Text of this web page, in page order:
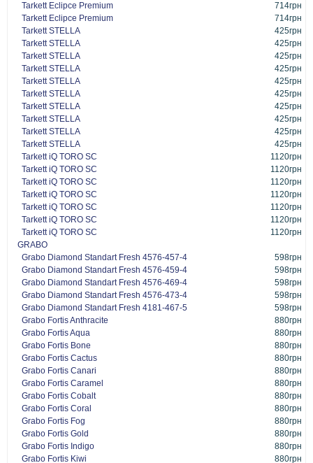
Tarkett Eclipce Premium
714грн
Tarkett Eclipce Premium
714грн
Tarkett STELLA
425грн
Tarkett STELLA
425грн
Tarkett STELLA
425грн
Tarkett STELLA
425грн
Tarkett STELLA
425грн
Tarkett STELLA
425грн
Tarkett STELLA
425грн
Tarkett STELLA
425грн
Tarkett STELLA
425грн
Tarkett STELLA
425грн
Tarkett iQ TORO SC
1120грн
Tarkett iQ TORO SC
1120грн
Tarkett iQ TORO SC
1120грн
Tarkett iQ TORO SC
1120грн
Tarkett iQ TORO SC
1120грн
Tarkett iQ TORO SC
1120грн
Tarkett iQ TORO SC
1120грн
GRABO
Grabo Diamond Standart Fresh 4576-457-4
598грн
Grabo Diamond Standart Fresh 4576-459-4
598грн
Grabo Diamond Standart Fresh 4576-469-4
598грн
Grabo Diamond Standart Fresh 4576-473-4
598грн
Grabo Diamond Standart Fresh 4181-467-5
598грн
Grabo Fortis Anthracite
880грн
Grabo Fortis Aqua
880грн
Grabo Fortis Bone
880грн
Grabo Fortis Cactus
880грн
Grabo Fortis Canari
880грн
Grabo Fortis Caramel
880грн
Grabo Fortis Cobalt
880грн
Grabo Fortis Coral
880грн
Grabo Fortis Fog
880грн
Grabo Fortis Gold
880грн
Grabo Fortis Indigo
880грн
Grabo Fortis Kiwi
880грн